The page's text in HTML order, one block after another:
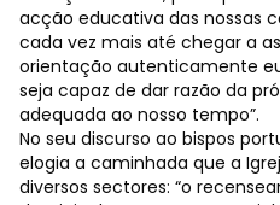
acção educativa das nossas
cada vez mais até chegar a
orientação autenticamente
seja capaz de dar razão da
adequada ao nosso tempo”.
No seu discurso ao bispos
elogia a caminhada que a
diversos sectores: “o